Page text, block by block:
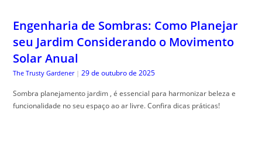
Engenharia de Sombras: Como Planejar
seu Jardim Considerando o Movimento
Solar Anual
The Trusty Gardener | 29 de outubro de 2025
Sombra planejamento jardim , é essencial para harmonizar beleza e
funcionalidade no seu espaço ao ar livre. Confira dicas práticas!